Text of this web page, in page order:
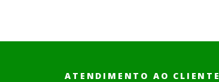
ATENDIMENTO AO CLIENTE